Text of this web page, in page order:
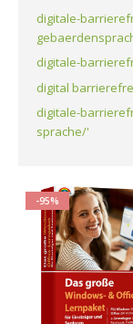
digitale-
digitale-
digital
digitale-
sprache/'
-95%